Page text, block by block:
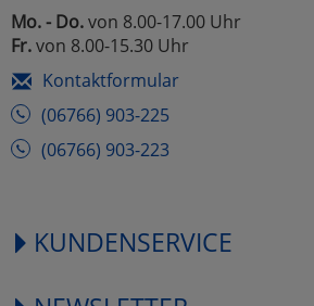
Mo. - Do.von 8.00-17.00 Uhr
Fr.von 8.00-15.30 Uhr
Kontaktformular
(06766) 903-225
(06766) 903-223
KUNDENSERVICE